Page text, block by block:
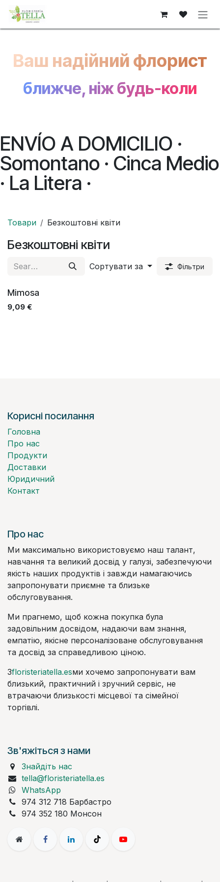
Skip to Content
Ваш надійний флорист
ближче, ніж будь-коли
ENVÍO A DOMICILIO ·
Somontano · Cinca Medio
· La Litera ·
Товари Безкоштовні квіти
Безкоштовні квіти
Сортувати за Фільтри
Mimosa
9,09 €
Корисні посилання
Головна
Про нас
Продукти
Доставки
Юридичний
Контакт
Про нас
Ми максимально використовуємо наш талант,
навчання та великий досвід у галузі, забезпечуючи
якість наших продуктів і завжди намагаючись
запропонувати приємне та близьке
обслуговування.
Ми прагнемо, щоб кожна покупка була
задовільним досвідом, надаючи вам знання,
емпатію, якісне персоналізоване обслуговування
та досвід за справедливою ціною.
Зfloristeriatella.esми хочемо запропонувати вам
близький, практичний і зручний сервіс, не
втрачаючи близькості місцевої та сімейної
торгівлі.
Зв'яжіться з нами
Знайдіть нас
tella@floristeriatella.es
WhatsApp
974 312 718 Барбастро
974 352 180 Монсон